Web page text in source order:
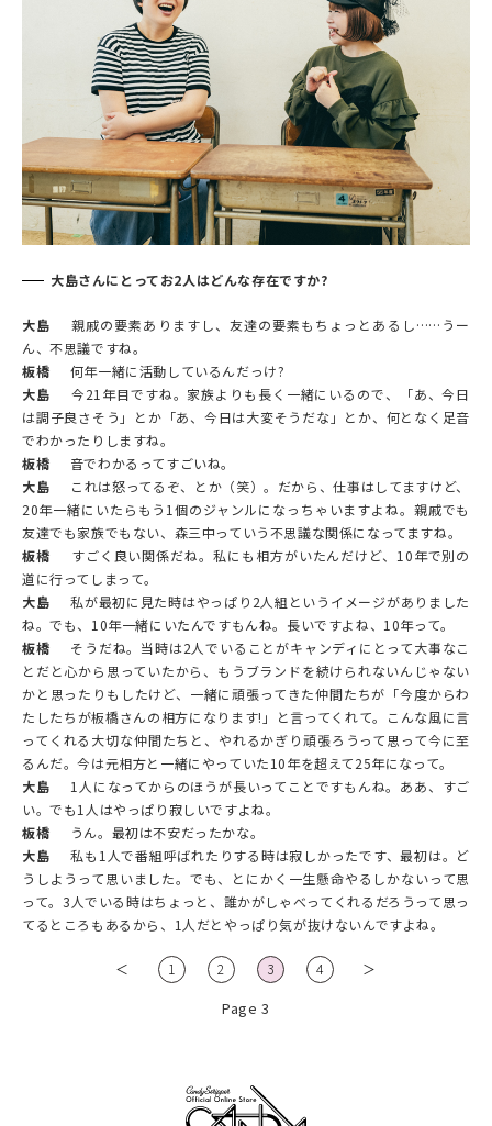
大島さんにとってお2人はどんな存在ですか?
大島
親戚の要素ありますし、友達の要素もちょっとあるし……うー
ん、不思議ですね。
板橋
何年一緒に活動しているんだっけ?
大島
今21年目ですね。家族よりも長く一緒にいるので、「あ、今日
は調子良さそう」とか「あ、今日は大変そうだな」とか、何となく足音
でわかったりしますね。
板橋
音でわかるってすごいね。
大島
これは怒ってるぞ、とか（笑）。だから、仕事はしてますけど、
20年一緒にいたらもう1個のジャンルになっちゃいますよね。親戚でも
友達でも家族でもない、森三中っていう不思議な関係になってますね。
板橋
すごく良い関係だね。私にも相方がいたんだけど、10年で別の
道に行ってしまって。
大島
私が最初に見た時はやっぱり2人組というイメージがありました
ね。でも、10年一緒にいたんですもんね。長いですよね、10年って。
板橋
そうだね。当時は2人でいることがキャンディにとって大事なこ
とだと心から思っていたから、もうブランドを続けられないんじゃない
かと思ったりもしたけど、一緒に頑張ってきた仲間たちが「今度からわ
たしたちが板橋さんの相方になります!」と言ってくれて。こんな風に言
ってくれる大切な仲間たちと、やれるかぎり頑張ろうって思って今に至
るんだ。今は元相方と一緒にやっていた10年を超えて25年になって。
大島
1人になってからのほうが長いってことですもんね。ああ、すご
い。でも1人はやっぱり寂しいですよね。
板橋
うん。最初は不安だったかな。
大島
私も1人で番組呼ばれたりする時は寂しかったです、最初は。ど
うしようって思いました。でも、とにかく一生懸命やるしかないって思
って。3人でいる時はちょっと、誰かがしゃべってくれるだろうって思っ
てるところもあるから、1人だとやっぱり気が抜けないんですよね。
＜ 1 2 3 4 ＞
Page 3